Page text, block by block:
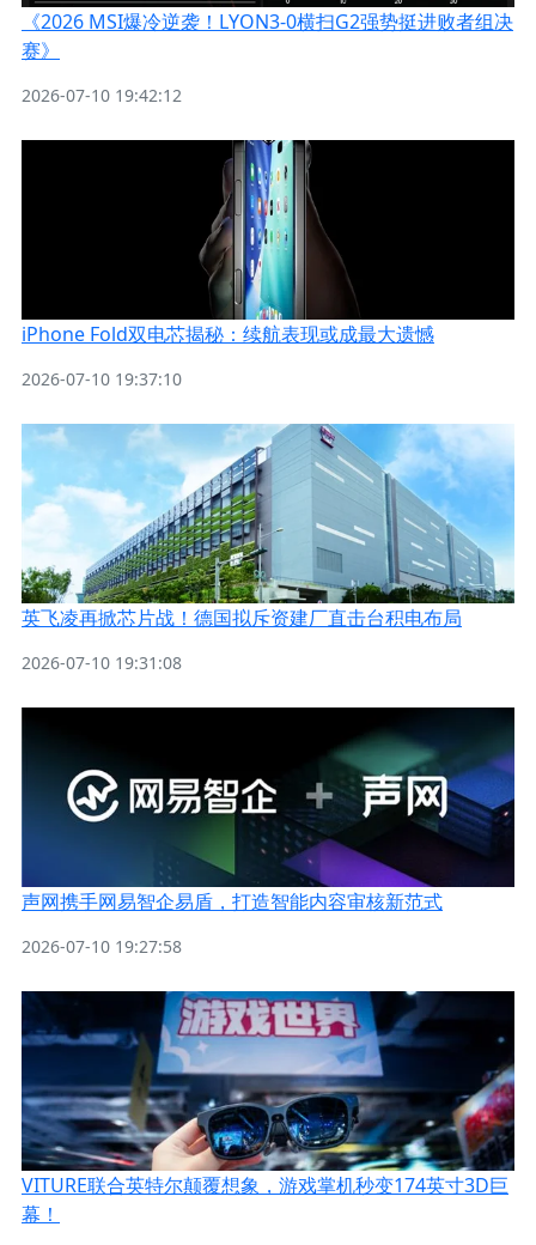
《2026 MSI爆冷逆袭！LYON3-0横扫G2强势挺进败者组决
赛》
2026-07-10 19:42:12
iPhone Fold双电芯揭秘：续航表现或成最大遗憾
2026-07-10 19:37:10
英飞凌再掀芯片战！德国拟斥资建厂直击台积电布局
2026-07-10 19:31:08
声网携手网易智企易盾，打造智能内容审核新范式
2026-07-10 19:27:58
VITURE联合英特尔颠覆想象，游戏掌机秒变174英寸3D巨
幕！